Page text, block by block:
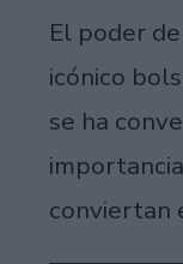
El poder
icónico
se ha
conviertan